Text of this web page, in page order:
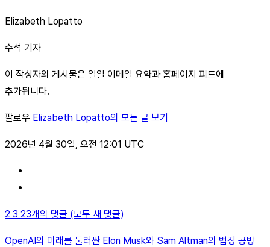
Elizabeth Lopatto
수석 기자
이 작성자의 게시물은 일일 이메일 요약과 홈페이지 피드에
추가됩니다.
팔로우 Elizabeth Lopatto의 모든 글 보기
2026년 4월 30일, 오전 12:01 UTC
2 3 23개의 댓글 (모두 새 댓글)
OpenAI의 미래를 둘러싼 Elon Musk와 Sam Altman의 법정 공방